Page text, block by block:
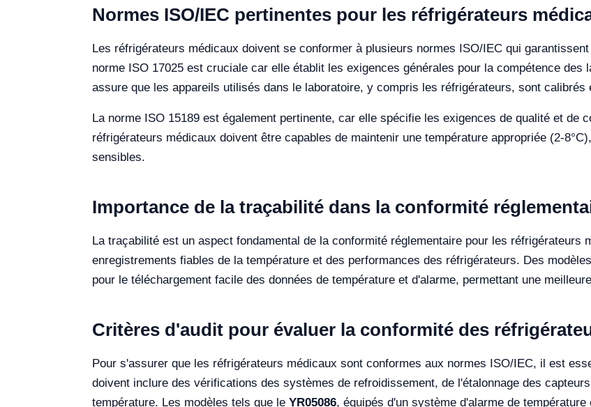
Normes ISO/IEC pertinentes pour les réfrigérateurs
Les réfrigérateurs médicaux doivent se conformer à plusieurs normes ISO/IEC qui
norme ISO 17025 est cruciale car elle établit les exigences générales pour la compétence des
assure que les appareils utilisés dans le laboratoire, y compris les réfrigérateurs, sont calibrés
La norme ISO 15189 est également pertinente, car elle spécifie les exigences de qualité et de
réfrigérateurs médicaux doivent être capables de maintenir une température appropriée (2-
sensibles.
Importance de la traçabilité dans la conformité
La traçabilité est un aspect fondamental de la conformité réglementaire pour les réfrigérateurs
enregistrements fiables de la température et des performances des réfrigérateurs. Des
pour le téléchargement facile des données de température et d'alarme, permettant une
Critères d'audit pour évaluer la conformité des
Pour s'assurer que les réfrigérateurs médicaux sont conformes aux normes ISO/IEC, il est
doivent inclure des vérifications des systèmes de refroidissement, de l'étalonnage des
température. Les modèles tels que le YR05086, équipés d'un système d'alarme de